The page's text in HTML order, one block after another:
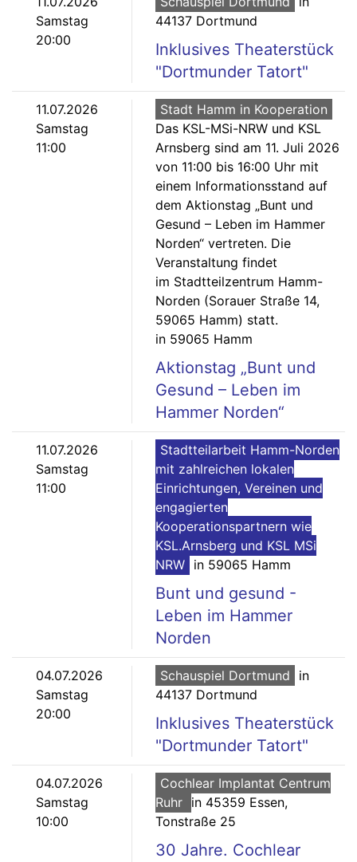
Samstag
20:00
44137 Dortmund
Inklusives Theaterstück
"Dortmunder Tatort"
11.07.2026
Samstag
11:00
Stadt Hamm in Kooperation
Das KSL-MSi-NRW und KSL
Arnsberg sind am 11. Juli 2026
von 11:00 bis 16:00 Uhr mit
einem Informationsstand auf
dem Aktionstag „Bunt und
Gesund – Leben im Hammer
Norden“ vertreten. Die
Veranstaltung findet
im Stadtteilzentrum Hamm-
Norden (Sorauer Straße 14,
59065 Hamm) statt.
in 59065 Hamm
Aktionstag „Bunt und
Gesund – Leben im
Hammer Norden“
11.07.2026
Samstag
11:00
Stadtteilarbeit Hamm-Norden
mit zahlreichen lokalen
Einrichtungen, Vereinen und
engagierten
Kooperationspartnern wie
KSL.Arnsberg und KSL MSi
NRW in 59065 Hamm
Bunt und gesund -
Leben im Hammer
Norden
04.07.2026
Samstag
20:00
Schauspiel Dortmund
in
44137 Dortmund
Inklusives Theaterstück
"Dortmunder Tatort"
04.07.2026
Samstag
10:00
Cochlear Implantat Centrum
Ruhr in 45359 Essen,
Tonstraße 25
30 Jahre. Cochlear